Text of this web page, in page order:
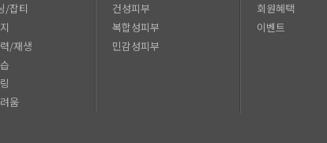
/잡티
/재생
움
건성피부
복합성피부
민감성피부
회원혜택
이벤트